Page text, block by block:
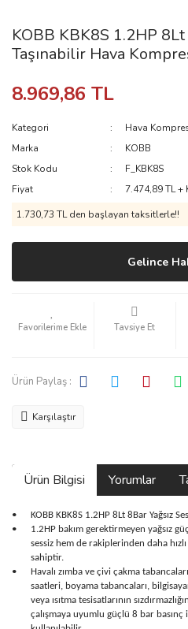
KOBB KBK8S 1.2HP 8Lt
Taşınabilir Hava
8.969,86 TL
Kategori
Hava
Marka
KOBB
Stok Kodu
F_KBK8S
Fiyat
7.474,89 TL +
1.730,73 TL den başlayan taksitlerle!!
Gelince
Tavsiye Et
Ürün Paylaş :
Karşılaştır
Ürün Bilgisi Yorumlar
•
KOBB KBK8S 1.2HP 8Lt 8Bar Yağsız
•
1.2HP bakım gerektirmeyen yağsız
sessiz hem de rakiplerinden daha
sahiptir.
•
Havalı zımba ve çivi çakma
saatleri, boyama tabancaları,
veya ısıtma tesisatlarının
çalışmaya uyumlu güçlü 8 bar